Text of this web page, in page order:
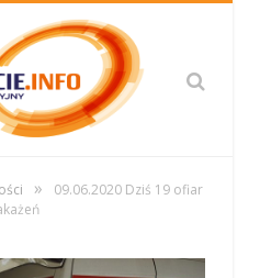
»
09.06.2020 Dziś 19 ofiar